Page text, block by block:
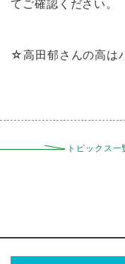
てご確認ください。
☆高田郁さんの高は
トピックス一